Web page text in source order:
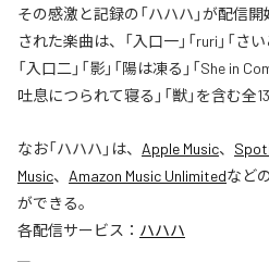
その感激と記録の「ハハハ」が配信
された楽曲は、「入口一」「ruri」「さい
「入口二」「影」「陽は凍る」「She in
吐息につられて寝る」「獣」を含む全
なお「ハハハ 」は、 Apple Music、
Music、 Amazon Music Unlimitedなど
ができる。
各配信サービス： ハハハ